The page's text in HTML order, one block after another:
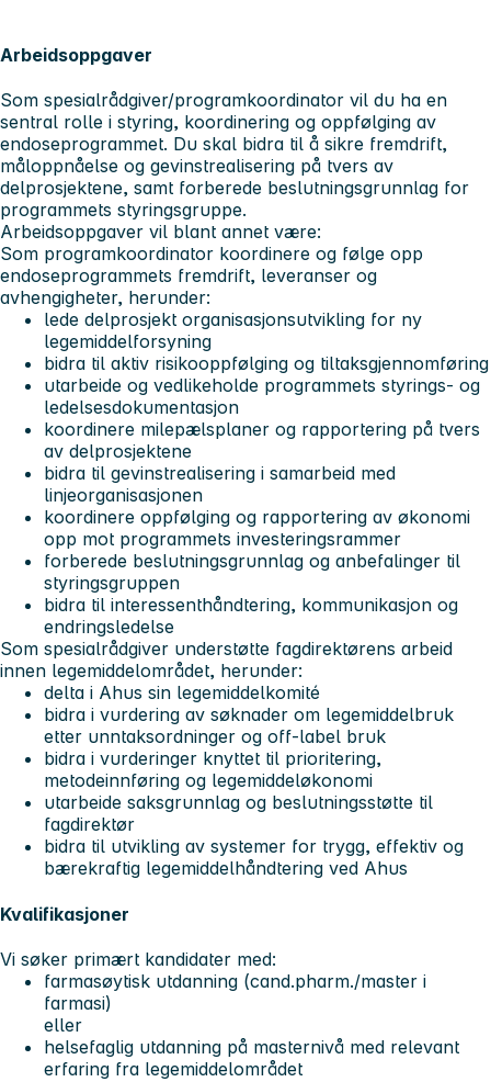
Arbeidsoppgaver
Som spesialrådgiver/programkoordinator vil du ha en
sentral rolle i styring, koordinering og oppfølging av
endoseprogrammet. Du skal bidra til å sikre fremdrift,
måloppnåelse og gevinstrealisering på tvers av
delprosjektene, samt forberede beslutningsgrunnlag for
programmets styringsgruppe.
Arbeidsoppgaver vil blant annet være:
Som programkoordinator koordinere og følge opp
endoseprogrammets fremdrift, leveranser og
avhengigheter, herunder:
lede delprosjekt organisasjonsutvikling for ny
legemiddelforsyning
bidra til aktiv risikooppfølging og tiltaksgjennomføring
utarbeide og vedlikeholde programmets styrings- og
ledelsesdokumentasjon
koordinere milepælsplaner og rapportering på tvers
av delprosjektene
bidra til gevinstrealisering i samarbeid med
linjeorganisasjonen
koordinere oppfølging og rapportering av økonomi
opp mot programmets investeringsrammer
forberede beslutningsgrunnlag og anbefalinger til
styringsgruppen
bidra til interessenthåndtering, kommunikasjon og
endringsledelse
Som spesialrådgiver understøtte fagdirektørens arbeid
innen legemiddelområdet, herunder:
delta i Ahus sin legemiddelkomité
bidra i vurdering av søknader om legemiddelbruk
etter unntaksordninger og off-label bruk
bidra i vurderinger knyttet til prioritering,
metodeinnføring og legemiddeløkonomi
utarbeide saksgrunnlag og beslutningsstøtte til
fagdirektør
bidra til utvikling av systemer for trygg, effektiv og
bærekraftig legemiddelhåndtering ved Ahus
Kvalifikasjoner
Vi søker primært kandidater med:
farmasøytisk utdanning (cand.pharm./master i
farmasi)
eller
helsefaglig utdanning på masternivå med relevant
erfaring fra legemiddelområdet